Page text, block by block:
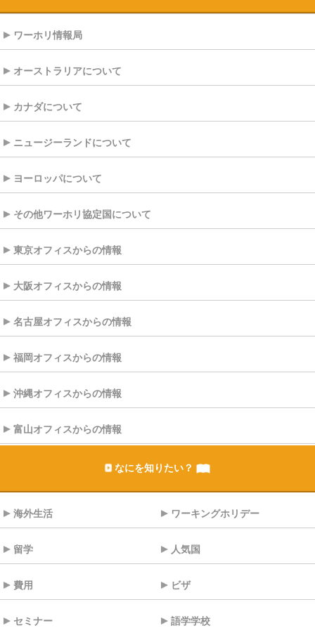
ワーホリ情報局
オーストラリアについて
カナダについて
ニュージーランドについて
ヨーロッパについて
その他ワーホリ協定国について
東京オフィスからの情報
大阪オフィスからの情報
名古屋オフィスからの情報
福岡オフィスからの情報
沖縄オフィスからの情報
富山オフィスからの情報
なにを知りたい？
海外生活 ワーキングホリデー
留学 人気国
費用 ビザ
セミナー 語学学校